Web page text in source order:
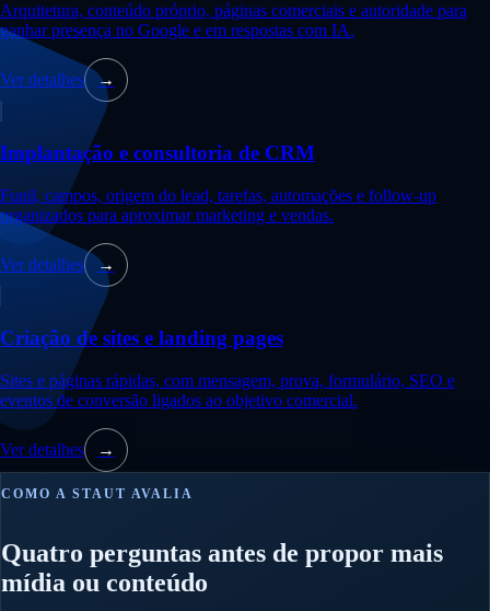
Arquitetura, conteúdo próprio, páginas comerciais e autoridade para
ganhar presença no Google e em respostas com IA.
Ver detalhes →
Implantação e consultoria de CRM
Funil, campos, origem do lead, tarefas, automações e follow-up
organizados para aproximar marketing e vendas.
Ver detalhes →
Criação de sites e landing pages
Sites e páginas rápidas, com mensagem, prova, formulário, SEO e
eventos de conversão ligados ao objetivo comercial.
Ver detalhes →
COMO A STAUT AVALIA
Quatro perguntas antes de propor mais
mídia ou conteúdo